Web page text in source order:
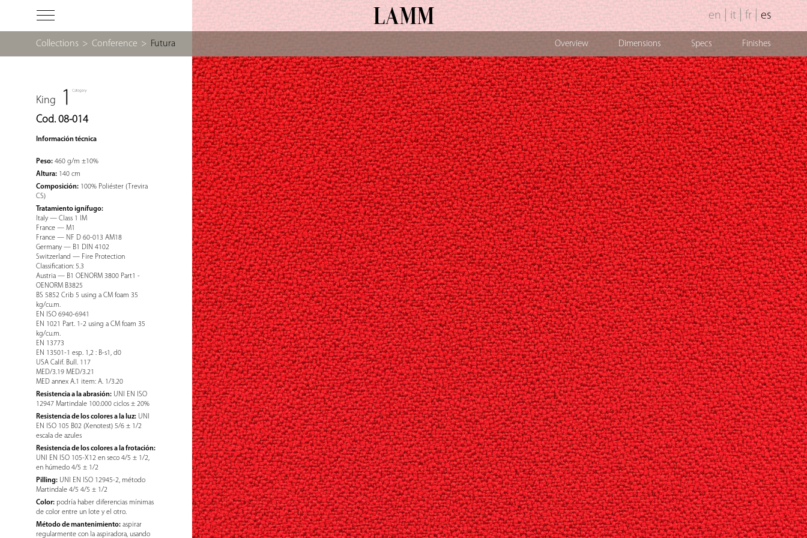
en it | fr es
Collections > Conference > Futura Overview Dimensions Specs Finishes
King
Cod. 08-014
Información técnica
Peso: 460 g/m ±10%
Altura: 140 cm
Composición: 100% Poliéster (Trevira
CS)
Tratamiento ignífugo:
Italy — Class 1 IM
France — M1
France — NF D 60-013 AM18
Germany — B1 DIN 4102
Switzerland — Fire Protection
Classification: 5.3
Austria — B1 OENORM 3800 Part1 -
OENORM B3825
BS 5852 Crib 5 using a CM foam 35
kg/cu.m.
EN ISO 6940-6941
EN 1021 Part. 1-2 using a CM foam 35
kg/cu.m.
EN 13773
EN 13501-1 esp. 1,2 : B-s1, d0
USA Calif. Bull. 117
MED/3.19 MED/3.21
MED annex A.1 item: A. 1/3.20
Resistencia a la abrasión: UNI EN ISO
12947 Martindale 100.000 ciclos ± 20%
Resistencia de los colores a la luz: UNI
EN ISO 105 B02 (Xenotest) 5/6 ± 1/2
escala de azules
Resistencia de los colores a la frotación:
UNI EN ISO 105-X12 en seco 4/5 ± 1/2,
en húmedo 4/5 ± 1/2
Pilling: UNI EN ISO 12945-2, método
Martindale 4/5 4/5 ± 1/2
Color: podría haber diferencias mínimas
de color entre un lote y el otro.
Método de mantenimiento: aspirar
regularmente con la aspiradora, usando